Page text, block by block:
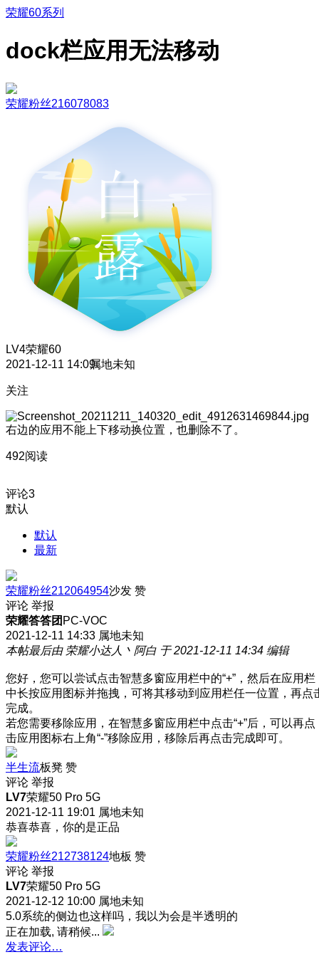
荣耀60系列
dock栏应用无法移动
荣耀粉丝216078083
LV4荣耀60
2021-12-11 14:09属地未知
关注
右边的应用不能上下移动换位置，也删除不了。
492阅读
评论3
默认
默认
最新
荣耀粉丝212064954沙发 赞
评论 举报
荣耀答答团 PC-VOC
2021-12-11 14:33 属地未知
本帖最后由 荣耀小达人丶阿白 于 2021-12-11 14:34 编辑
您好，您可以尝试点击智慧多窗应用栏中的“+”，然后在应用栏
中长按应用图标并拖拽，可将其移动到应用栏任一位置，再点
完成。
若您需要移除应用，在智慧多窗应用栏中点击“+”后，可以再点
击应用图标右上角“-”移除应用，移除后再点击完成即可。
半生流板凳 赞
评论 举报
LV7荣耀50 Pro 5G
2021-12-11 19:01 属地未知
恭喜恭喜，你的是正品
荣耀粉丝212738124地板 赞
评论 举报
LV7荣耀50 Pro 5G
2021-12-12 10:00 属地未知
5.0系统的侧边也这样吗，我以为会是半透明的
正在加载, 请稍候...
发表评论…